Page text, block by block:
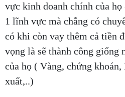
vực kinh doanh chính của
1 lĩnh vực mà chẳng có
có khi còn vay thêm cả tiền
vọng là sẽ thành công giống
của họ ( Vàng, chứng
xuất,..)